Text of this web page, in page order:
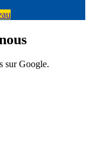
sur Google.